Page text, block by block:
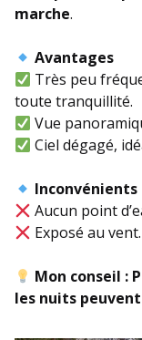
marche.
Avantages
Très peu
toute tranquillité.
Vue
Ciel dégagé,
Inconvénients
Aucun point
Exposé au vent.
Mon conseil :
les nuits